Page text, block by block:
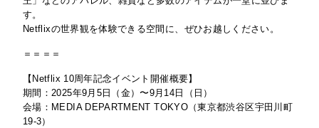
す。
Netflixの世界観を体験できる空間に、ぜひお越しください。
＝＝＝＝
【Netflix 10周年記念イベント開催概要】
期間：2025年9月5日（金）〜9月14日（日）
会場：MEDIA DEPARTMENT TOKYO（東京都渋谷区宇田川町
19-3）